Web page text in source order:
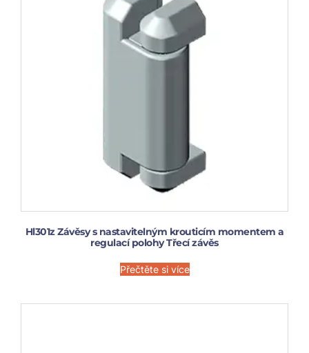
Hl301z Závěsy s nastavitelným krouticím momentem a
regulací polohy Třecí závěs
Přečtěte si více